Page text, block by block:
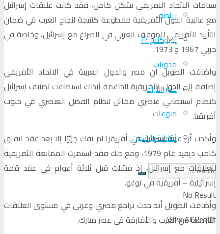
رياضة
لوبوكلاج Fr
مدونات
منبر الآراء
منوعات
ثقافة و فنون
No Result
View All Result
سياقات الاتحاد الافريقي بشكل كامل، فقد كانت علاقات إسرائيل
مع غالبية الدول الأفريقية مقطوعة كنتيجة لنجاح العرب في ضمان
التأييد الأفريقي للموقف العربي في الصراع مع إسرائيل، وخاصة في
حربي 1967 و 1973.
وأضافت الطويل أن مصر والدول العربية في الاتحاد الأفريقي
إضافة إلى الدول الأفريقية الداعمة آنذاك استطاعت تصنيف إسرائيل
كنظام استيطاني عنصري مماثل لنظام الفصل العنصري في جنوب
أفريقيا.
وأكدت أن عزلة إسرائيل في أفريقيا لم تفك جزئيًا إلا بعد عقد اتفاق
كامب ديفيد عام 1979، ومع ذلك فقد استمرت الممانعة الأفريقية
للعلاقات مع إسرائيل، إذ فشلت قبل ثلاثة أعوام في عقد قمة
إسرائيلية – أفريقية في توغو.
وأضافت الطويل أنه حدث تراجع مصري وعربي في مستوى العلاقات
التاريخية بين العرب والأفارقة في عصر مبارك.